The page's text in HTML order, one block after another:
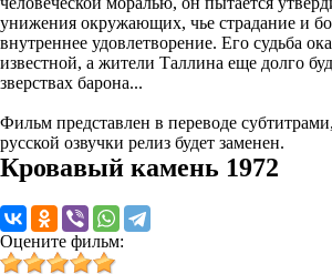
унижения окружающих, чье страдание и
внутреннее удовлетворение. Его судьба
известной, а жители Таллина еще долго
зверствах барона...
Фильм представлен в переводе
русской озвучки релиз будет заменен.
Кровавый камень 1972
Оцените фильм: